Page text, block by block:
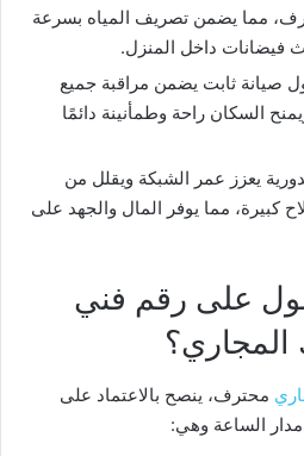
مما يضمن تصريف المياه بسرعة
فيضانات داخل المنزل.
صيانة ثابت يضمن مراقبة جميع
السكان راحة وطمأنينة دائمًا
يعزز عمر الشبكة ويقلل من
كبيرة، مما يوفر المال والجهد على
على رقم فني
محترف، ينصح بالاعتماد على
الساعة وهي: